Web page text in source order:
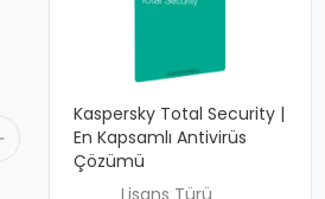
Kaspersky Total Security |
En Kapsamlı Antivirüs
Çözümü
Lisans Türü